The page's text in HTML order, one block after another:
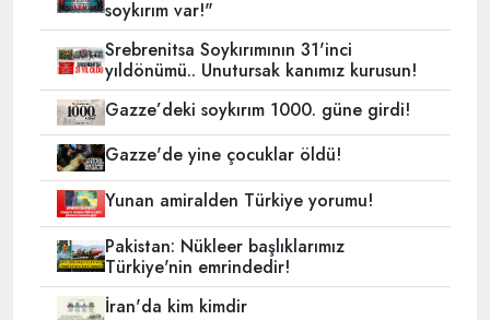
soykırım var!"
Srebrenitsa Soykırımının 31'inci
yıldönümü.. Unutursak kanımız kurusun!
Gazze’deki soykırım 1000. güne girdi!
Gazze'de yine çocuklar öldü!
Yunan amiralden Türkiye yorumu!
Pakistan: Nükleer başlıklarımız
Türkiye'nin emrindedir!
İran'da kim kimdir